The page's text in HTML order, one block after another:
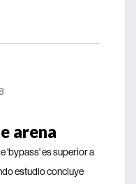
arena
'bypass' es superior a
estudio concluye